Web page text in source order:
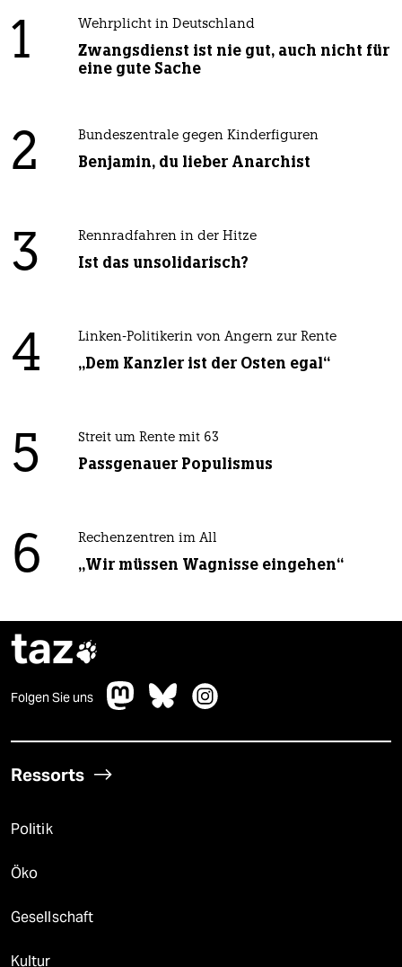
1 Wehrplicht in Deutschland
Zwangsdienst ist nie gut, auch nicht für
eine gute Sache
2 Bundeszentrale gegen Kinderfiguren
Benjamin, du lieber Anarchist
3 Rennradfahren in der Hitze
Ist das unsolidarisch?
4 Linken-Politikerin von Angern zur Rente
„Dem Kanzler ist der Osten egal“
5 Streit um Rente mit 63
Passgenauer Populismus
6 Rechenzentren im All
„Wir müssen Wagnisse eingehen“
taz
Folgen Sie uns
Ressorts
Politik
Öko
Gesellschaft
Kultur